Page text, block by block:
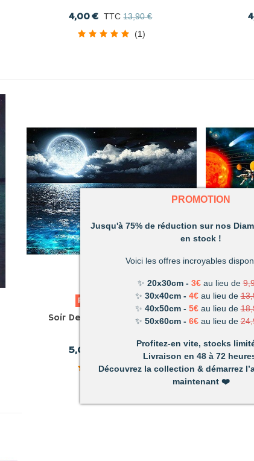
4,00 € TTC 13,90 €
(1)
PROMO -73,55%
Soir De Pleine Lune Diamond
5,00 €
(1)
Voyage
PROMOTION
Jusqu'à 75% de réduction sur nos
en stock !
Voici les offres incroyables
✨ 20x30cm - 3€au lieu de
✨ 30x40cm - 4€ au lieu de
✨ 40x50cm - 5€ au lieu de
✨ 50x60cm - 6€ au lieu de
Profitez-en vite, stocks
Livraison en 48 à 72
Découvrez la collection & démarrez
maintenant❤️